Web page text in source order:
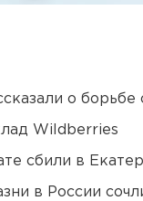
о
Wildberries
сбили в
в России